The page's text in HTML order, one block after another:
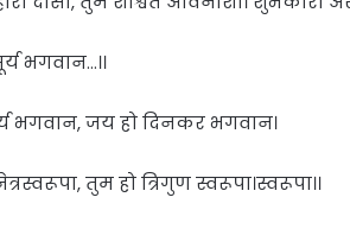
भगवान…।।
भगवान, जय हो दिनकर भगवान।
तुम हो त्रिगुण स्वरूपा।स्वरूपा।।